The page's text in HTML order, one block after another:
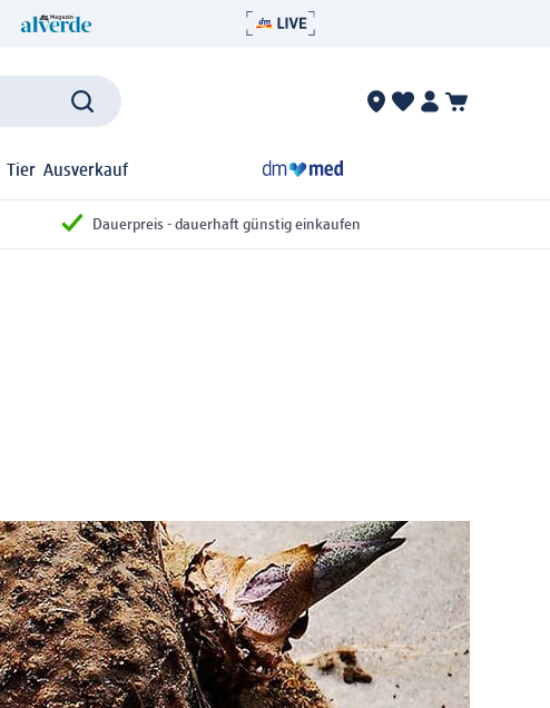
Tier Ausverkauf
Dauerpreis - dauerhaft günstig einkaufen